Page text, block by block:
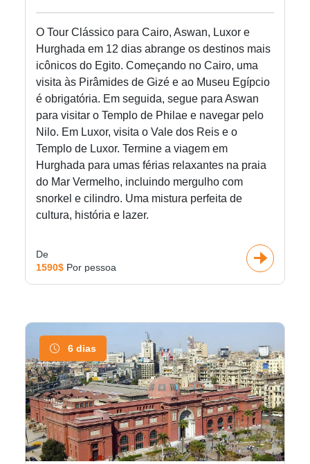
O Tour Clássico para Cairo, Aswan, Luxor e
Hurghada em 12 dias abrange os destinos mais
icônicos do Egito. Começando no Cairo, uma
visita às Pirâmides de Gizé e ao Museu Egípcio
é obrigatória. Em seguida, segue para Aswan
para visitar o Templo de Philae e navegar pelo
Nilo. Em Luxor, visita o Vale dos Reis e o
Templo de Luxor. Termine a viagem em
Hurghada para umas férias relaxantes na praia
do Mar Vermelho, incluindo mergulho com
snorkel e cilindro. Uma mistura perfeita de
cultura, história e lazer.
De
1590$ Por pessoa
6 dias